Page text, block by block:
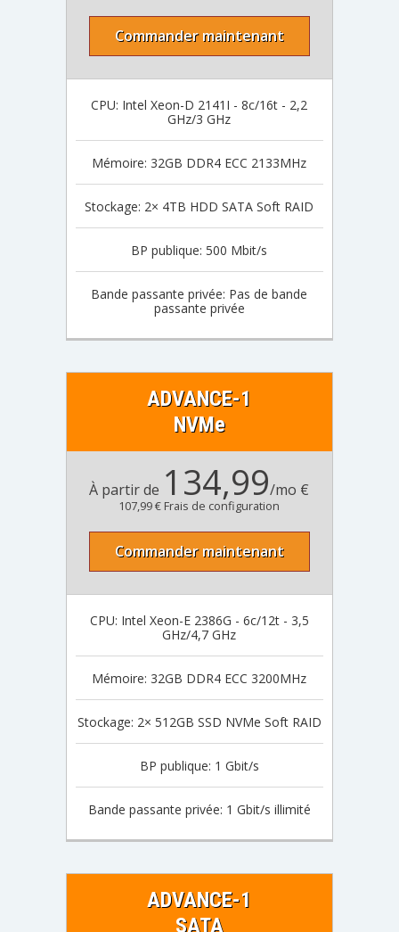
Commander maintenant
CPU: Intel Xeon-D 2141I - 8c/16t - 2,2
GHz/3 GHz
Mémoire: 32GB DDR4 ECC 2133MHz
Stockage: 2× 4TB HDD SATA Soft RAID
BP publique: 500 Mbit/s
Bande passante privée: Pas de bande
passante privée
ADVANCE-1
NVMe
À partir de 134,99/mo €
107,99 € Frais de configuration
Commander maintenant
CPU: Intel Xeon-E 2386G - 6c/12t - 3,5
GHz/4,7 GHz
Mémoire: 32GB DDR4 ECC 3200MHz
Stockage: 2× 512GB SSD NVMe Soft RAID
BP publique: 1 Gbit/s
Bande passante privée: 1 Gbit/s illimité
ADVANCE-1
SATA